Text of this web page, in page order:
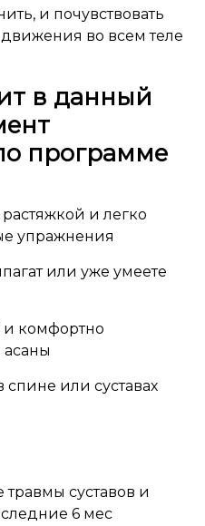
и почувствовать
во всем теле
в данный
программе
и легко
упражнения
или уже умеете
и комфортно
или суставах
суставов и
6 мес